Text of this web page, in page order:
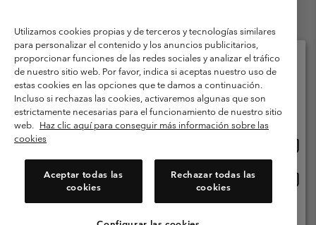
Condiciones de uso
Terminos de Venta
Garantía
Política de Privacidad
Términos y condiciones del programa de miembros
Términos De Uso Del Contenido Generado Por Los Usuarios
Impressum
Cookies Public CBCR
Utilizamos cookies propias y de terceros y tecnologías similares
para personalizar el contenido y los anuncios publicitarios,
proporcionar funciones de las redes sociales y analizar el tráfico
de nuestro sitio web. Por favor, indica si aceptas nuestro uso de
estas cookies en las opciones que te damos a continuación.
Incluso si rechazas las cookies, activaremos algunas que son
estrictamente necesarias para el funcionamiento de nuestro sitio
web. Haz clic aquí para conseguir más información sobre las
cookies
Aceptar todas las
cookies
Rechazar todas las
cookies
Selecciona tu país e idioma envío
Compras en línea disponibles
línea
España
Ver Todos Los Países